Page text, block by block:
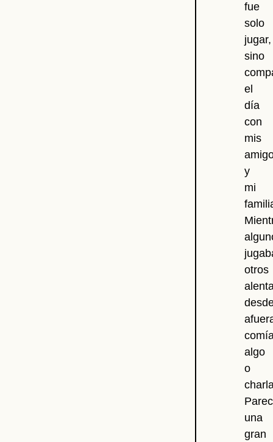
fue
solo
jugar,
sino
el
día
con
mis
y
mi
otros
algo
o
una
gran